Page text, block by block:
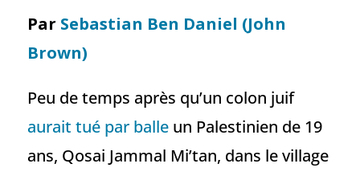
Par Sebastian Ben Daniel (John
Brown)
Peu de temps après qu’un colon juif
aurait tué par balleun Palestinien de 19
ans, Qosai Jammal Mi’tan, dans le village